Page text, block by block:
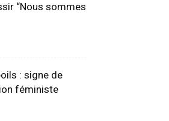
“Nous sommes
: signe de
féministe